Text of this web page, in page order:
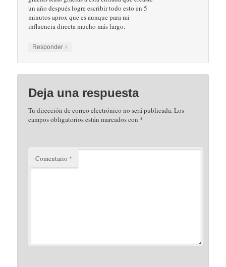
un año después logre escribir todo esto en 5
minutos aprox que es aunque para mi
influencia directa mucho más largo.
Responder ↓
Deja una respuesta
Tu dirección de correo electrónico no será publicada.Los
campos obligatorios están marcados con *
Comentario *